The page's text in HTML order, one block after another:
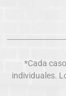
*Cada
individuales.